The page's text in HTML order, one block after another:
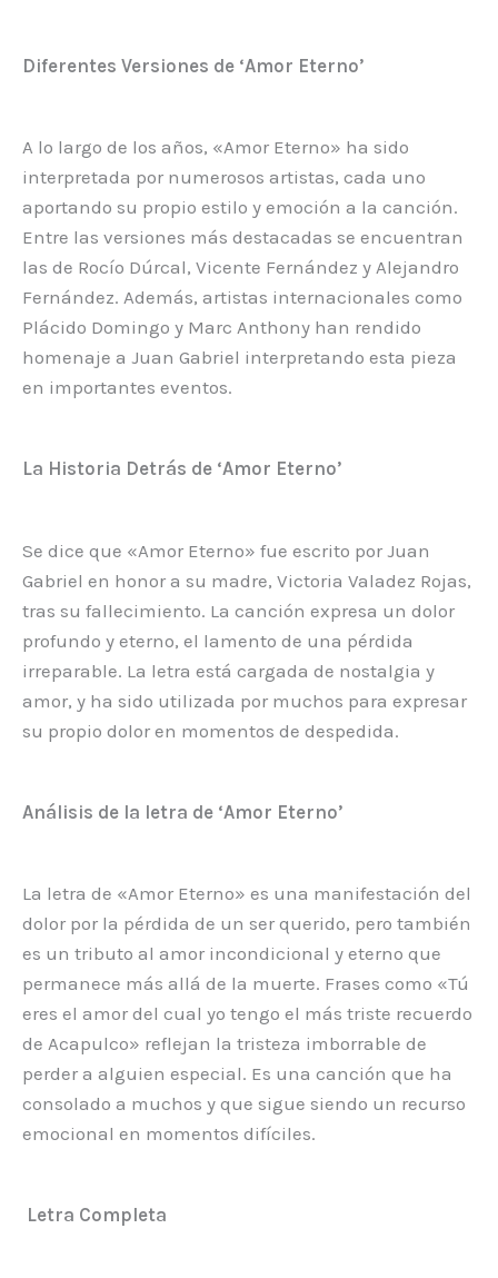
Diferentes Versiones de ‘Amor Eterno’
A lo largo de los años, «Amor Eterno» ha sido
interpretada por numerosos artistas, cada uno
aportando su propio estilo y emoción a la canción.
Entre las versiones más destacadas se encuentran
las de Rocío Dúrcal, Vicente Fernández y Alejandro
Fernández. Además, artistas internacionales como
Plácido Domingo y Marc Anthony han rendido
homenaje a Juan Gabriel interpretando esta pieza
en importantes eventos.
La Historia Detrás de ‘Amor Eterno’
Se dice que «Amor Eterno» fue escrito por Juan
Gabriel en honor a su madre, Victoria Valadez Rojas,
tras su fallecimiento. La canción expresa un dolor
profundo y eterno, el lamento de una pérdida
irreparable. La letra está cargada de nostalgia y
amor, y ha sido utilizada por muchos para expresar
su propio dolor en momentos de despedida.
Análisis de la letra de ‘Amor Eterno’
La letra de «Amor Eterno» es una manifestación del
dolor por la pérdida de un ser querido, pero también
es un tributo al amor incondicional y eterno que
permanece más allá de la muerte. Frases como «Tú
eres el amor del cual yo tengo el más triste recuerdo
de Acapulco» reflejan la tristeza imborrable de
perder a alguien especial. Es una canción que ha
consolado a muchos y que sigue siendo un recurso
emocional en momentos difíciles.
Letra Completa